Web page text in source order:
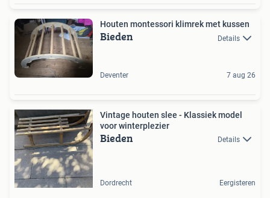
Houten montessori klimrek met kussen
Bieden Details
Deventer 7 aug 26
Vintage houten slee - Klassiek model
voor winterplezier
Bieden Details
Dordrecht Eergisteren